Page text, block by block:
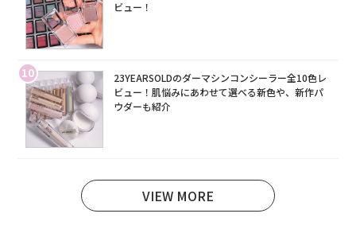
ビュー！
10
23YEARSOLDのダーマシンコンシーラー全10色レ
ビュー！肌悩みにあわせて選べる新色や、新作パ
ウダーも紹介
VIEW MORE